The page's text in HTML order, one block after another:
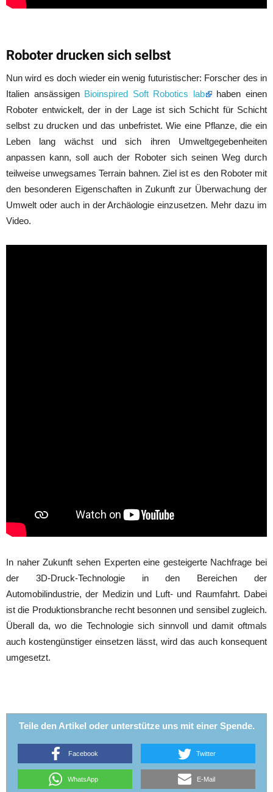
Roboter drucken sich selbst
Nun wird es doch wieder ein wenig futuristischer: Forscher des in
Italien ansässigen Bioinspired Soft Robotics lab
haben einen
Roboter entwickelt, der in der Lage ist sich Schicht für Schicht
selbst zu drucken und das unbefristet. Wie eine Pflanze, die ein
Leben lang wächst und sich ihren Umweltgegebenheiten
anpassen kann, soll auch der Roboter sich seinen Weg durch
teilweise unwegsames Terrain bahnen. Ziel ist es den Roboter mit
den besonderen Eigenschaften in Zukunft zur Überwachung der
Umwelt oder auch in der Archäologie einzusetzen. Mehr dazu im
Video.
In naher Zukunft sehen Experten eine gesteigerte Nachfrage bei
der 3D-Druck-Technologie in den Bereichen der
Automobilindustrie, der Medizin und Luft- und Raumfahrt. Dabei
ist die Produktionsbranche recht besonnen und sensibel zugleich.
Überall da, wo die Technologie sich sinnvoll und damit oftmals
auch kostengünstiger einsetzen lässt, wird das auch konsequent
umgesetzt.
Teile den Artikel oder unterstütze uns mit einer Spende.
Facebook Twitter
WhatsApp E-Mail